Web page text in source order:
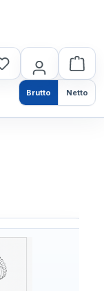
Brutto Netto